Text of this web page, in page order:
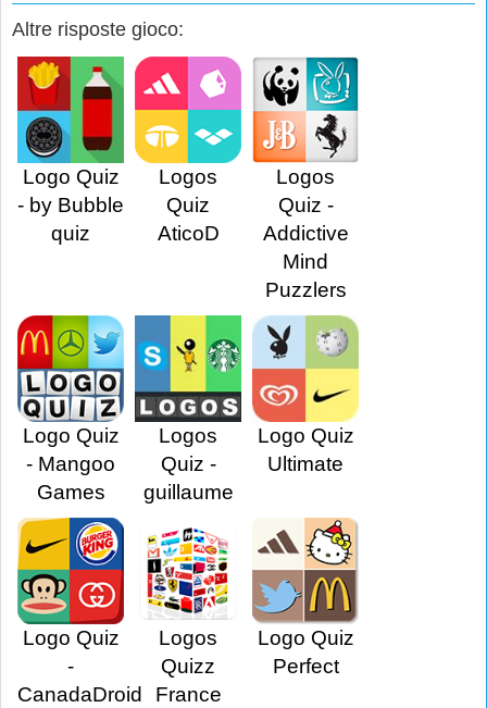
Altre risposte gioco:
Logo Quiz
- by Bubble
quiz
Logos
Quiz
AticoD
Logos
Quiz -
Addictive
Mind
Puzzlers
Logo Quiz
- Mangoo
Games
Logos
Quiz -
guillaume
Logo Quiz
Ultimate
Logo Quiz
-
CanadaDroid
Logos
Quizz
France
Logo Quiz
Perfect